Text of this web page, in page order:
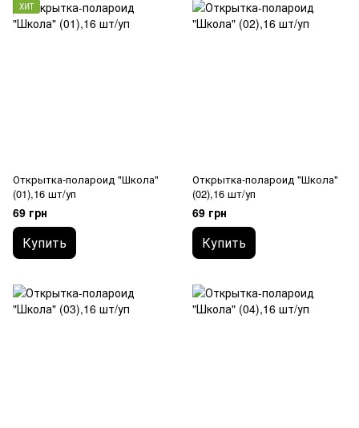
ХИТ
Открытка-полароид "Школа"
(01),16 шт/уп
69 грн
Купить
Открытка-полароид "Школа"
(02),16 шт/уп
69 грн
Купить